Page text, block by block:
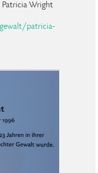
Wright
patricia-